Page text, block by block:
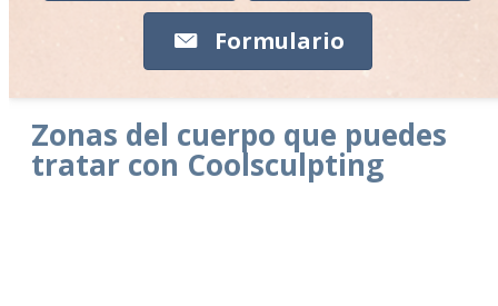
Formulario
Zonas del cuerpo que puedes
tratar con Coolsculpting